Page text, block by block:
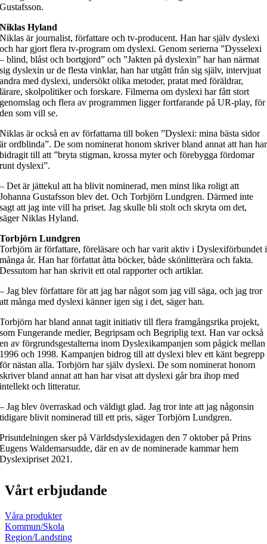
Gustafsson.
Niklas Hyland
Niklas är journalist, författare och tv-producent. Han har själv dyslexi
och har gjort flera tv-program om dyslexi. Genom serierna ”Dysselexi
– blind, blåst och bortgjord” och ”Jakten på dyslexin” har han närmat
sig dyslexin ur de flesta vinklar, han har utgått från sig själv, intervjuat
andra med dyslexi, undersökt olika metoder, pratat med föräldrar,
lärare, skolpolitiker och forskare. Filmerna om dyslexi har fått stort
genomslag och flera av programmen ligger fortfarande på UR-play, för
den som vill se.
Niklas är också en av författarna till boken ”Dyslexi: mina bästa sidor
är ordblinda”. De som nominerat honom skriver bland annat att han har
bidragit till att ”bryta stigman, krossa myter och förebygga fördomar
runt dyslexi”.
– Det är jättekul att ha blivit nominerad, men minst lika roligt att
Johanna Gustafsson blev det. Och Torbjörn Lundgren. Därmed inte
sagt att jag inte vill ha priset. Jag skulle bli stolt och skryta om det,
säger Niklas Hyland.
Torbjörn Lundgren
Torbjörn är författare, föreläsare och har varit aktiv i Dyslexiförbundet i
många år. Han har författat åtta böcker, både skönlitterära och fakta.
Dessutom har han skrivit ett otal rapporter och artiklar.
– Jag blev författare för att jag har något som jag vill säga, och jag tror
att många med dyslexi känner igen sig i det, säger han.
Torbjörn har bland annat tagit initiativ till flera framgångsrika projekt,
som Fungerande medier, Begripsam och Begriplig text. Han var också
en av förgrundsgestalterna inom Dyslexikampanjen som pågick mellan
1996 och 1998. Kampanjen bidrog till att dyslexi blev ett känt begrepp
för nästan alla. Torbjörn har själv dyslexi. De som nominerat honom
skriver bland annat att han har visat att dyslexi går bra ihop med
intellekt och litteratur.
– Jag blev överraskad och väldigt glad. Jag tror inte att jag någonsin
tidigare blivit nominerad till ett pris, säger Torbjörn Lundgren.
Prisutdelningen sker på Världsdyslexidagen den 7 oktober på Prins
Eugens Waldemarsudde, där en av de nominerade kammar hem
Dyslexipriset 2021.
Vårt erbjudande
Våra produkter
Kommun/Skola
Region/Landsting